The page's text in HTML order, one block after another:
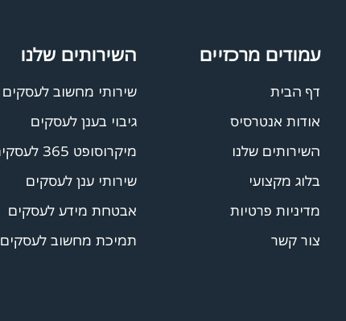
עמודים מרכזיים
דף הבית
אודות אנטרסיס
השירותים שלנו
בלוג מקצועי
מדיניות פרטיות
צור קשר
השירותים שלנו
שירותי מחשוב לעסקים
גיבוי בענן לעסקים
מיקרוסופט 365 לעסקים
שירותי ענן לעסקים
אבטחת מידע לעסקים
תמיכת מחשוב לעסקים